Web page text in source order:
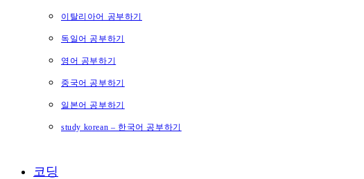
이탈리아어 공부하기
독일어 공부하기
영어 공부하기
중국어 공부하기
일본어 공부하기
study korean – 한국어 공부하기
코딩